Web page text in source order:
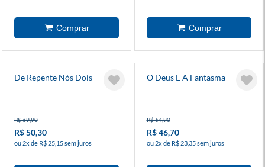
De Repente Nós Dois
R$ 69,90
R$ 50,30
ou 2x de R$ 25,15 sem juros
O Deus E A Fantasma
R$ 64,90
R$ 46,70
ou 2x de R$ 23,35 sem juros